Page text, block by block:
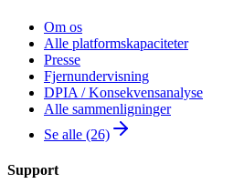
Om os
Alle platformskapaciteter
Presse
Fjernundervisning
DPIA / Konsekvensanalyse
Alle sammenligninger
Se alle (26)
Support